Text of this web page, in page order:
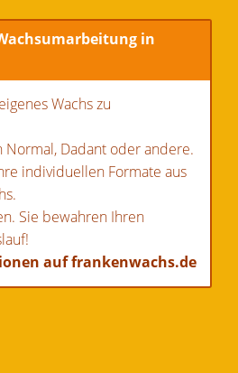
in
Wachs zu
Normal, Dadant oder andere.
individuellen Formate aus
Sie bewahren Ihren
auf frankenwachs.de